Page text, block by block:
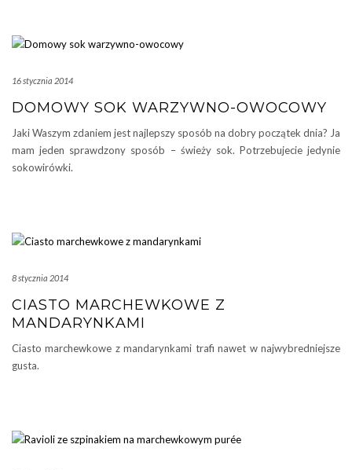
16 stycznia 2014
DOMOWY SOK WARZYWNO-OWOCOWY
Jaki Waszym zdaniem jest najlepszy sposób na dobry początek dnia? Ja
mam jeden sprawdzony sposób – świeży sok. Potrzebujecie jedynie
sokowirówki.
8 stycznia 2014
CIASTO MARCHEWKOWE Z
MANDARYNKAMI
Ciasto marchewkowe z mandarynkami trafi nawet w najwybredniejsze
gusta.